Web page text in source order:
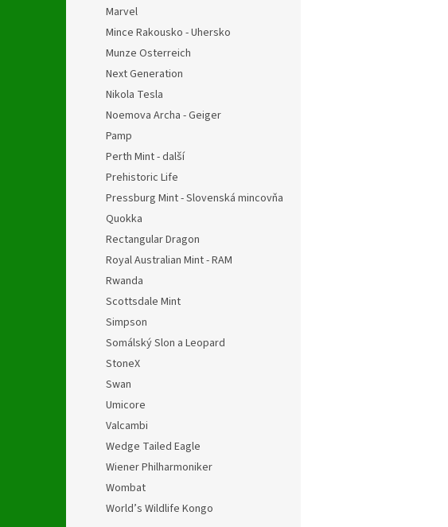
Marvel
Mince Rakousko - Uhersko
Munze Osterreich
Next Generation
Nikola Tesla
Noemova Archa - Geiger
Pamp
Perth Mint - další
Prehistoric Life
Pressburg Mint - Slovenská mincovňa
Quokka
Rectangular Dragon
Royal Australian Mint - RAM
Rwanda
Scottsdale Mint
Simpson
Somálský Slon a Leopard
StoneX
Swan
Umicore
Valcambi
Wedge Tailed Eagle
Wiener Philharmoniker
Wombat
World’s Wildlife Kongo